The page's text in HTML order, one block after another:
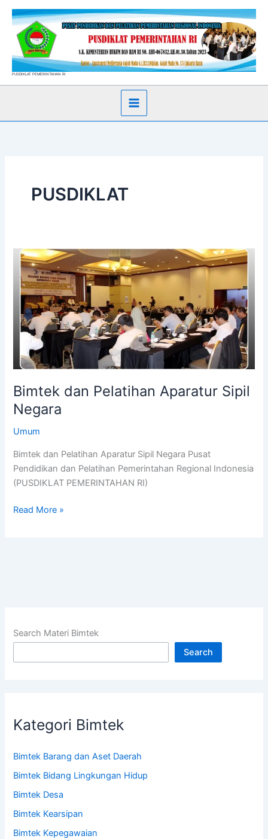
Skip
content
PUSDIKLAT PEMERINTAHAN RI
PUSDIKLAT
Bimtek dan Pelatihan Aparatur Sipil
Negara
Umum
Bimtek dan Pelatihan Aparatur Sipil Negara Pusat
Pendidikan dan Pelatihan Pemerintahan Regional Indonesia
(PUSDIKLAT PEMERINTAHAN RI)
Bimtek
dan
Pelatihan
Aparatur
Sipil
Negara
Read More »
Search Materi Bimtek
Search
Kategori Bimtek
Bimtek Barang dan Aset Daerah
Bimtek Bidang Lingkungan Hidup
Bimtek Desa
Bimtek Kearsipan
Bimtek Kepegawaian